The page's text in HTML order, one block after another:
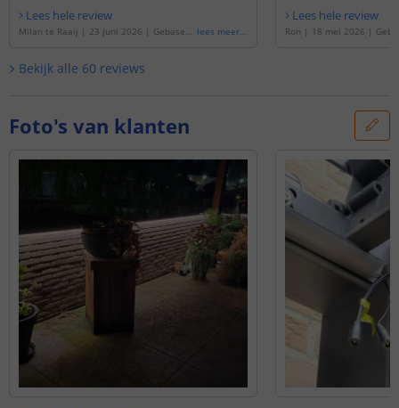
Lees hele review
Milan te Raaij | 23 juni 2026 | Gebaseer lees meer...
Lees hele review
Ron | 18 mei 2026 |
Bekijk alle 60 reviews
Foto's van klanten